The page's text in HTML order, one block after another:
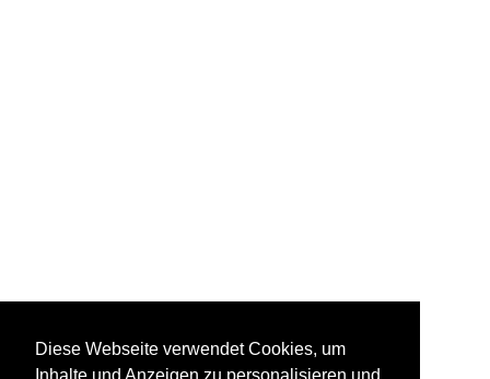
Diese Webseite verwendet Cookies, um